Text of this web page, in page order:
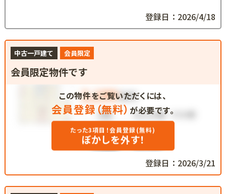
登録日：2026/4/18
中古一戸建て 会員限定
会員限定物件です
この物件をご覧いただくには、
会員登録（無料） が必要です。
たった3項目！会員登録(無料)
ぼかしを外す！
登録日：2026/3/21